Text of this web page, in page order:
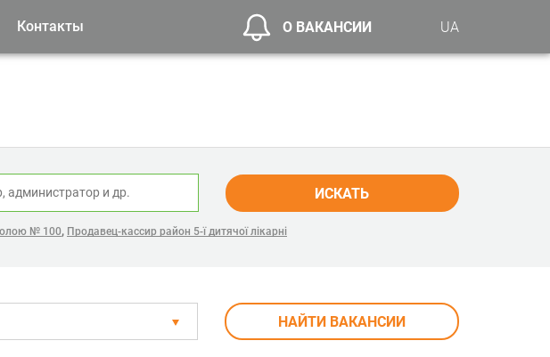
Контакты О ВАКАНСИИ UA
ИСКАТЬ
№ 100, Продавец-кассир район 5-ї дитячої лікарні
НАЙТИ ВАКАНСИИ